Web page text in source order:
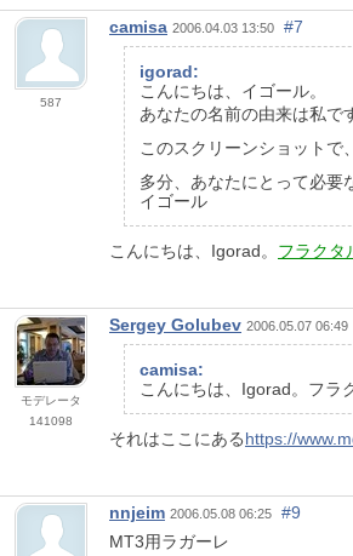
587
camisa 2006.04.03 13:50 #7
igorad:
こんにちは、イゴール。
あなたの名前の由来は私で
このスクリーンショットで
多分、あなたにとって必要
イゴール
こんにちは、Igorad。 フラクタ
モデレータ
141098
Sergey Golubev 2006.05.07 06:49
camisa:
こんにちは、Igorad。フラ
それはここにあるhttps://
nnjeim 2006.05.08 06:25
#9
MT3用ラガーレ